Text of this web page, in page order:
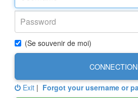
(Se souvenir de moi)
CONNECTION
Exit | Forgot your username or